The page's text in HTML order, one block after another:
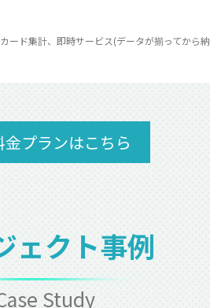
ド集計、即時サービス(データが揃ってから
プランはこちら
ェクト事例
Study